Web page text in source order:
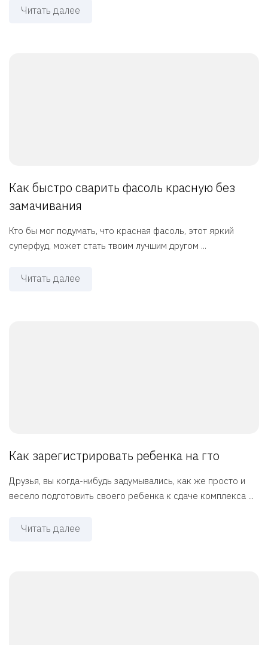
Читать далее
Как быстро сварить фасоль красную без
замачивания
Кто бы мог подумать, что красная фасоль, этот яркий
суперфуд, может стать твоим лучшим другом ...
Читать далее
Как зарегистрировать ребенка на гто
Друзья, вы когда-нибудь задумывались, как же просто и
весело подготовить своего ребенка к сдаче комплекса ...
Читать далее